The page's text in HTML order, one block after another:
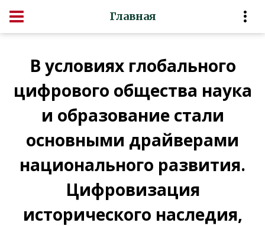
Главная
В условиях глобального
цифрового общества наука
и образование стали
основными драйверами
национального развития.
Цифровизация
исторического наследия,